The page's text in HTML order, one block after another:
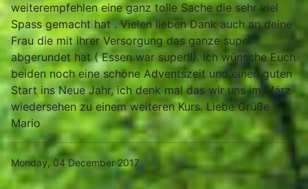
weiterempfehlen eine ganz tolle Sache die sehr viel
Spass gemacht hat . Vielen lieben Dank auch an deine
Frau die mit ihrer Versorgung das ganze super
abgerundet hat ( Essen war super!!). Ich wünsche Euch
beiden noch eine schöne Adventszeit und einen guten
Start ins Neue Jahr, ich denk mal das wir uns im März
wiedersehen zu einem weiteren Kurs. Liebe Grüße
Mario
Monday, 04 December 2017